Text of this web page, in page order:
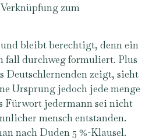
zum
bleibt berechtigt, denn ein
fall durchweg formuliert. Plus
Deutschlernenden zeigt, sieht
Ursprung jedoch jede menge
Fürwort jedermann sei nicht
mensch entstanden.
nach Duden 5 %-Klausel.